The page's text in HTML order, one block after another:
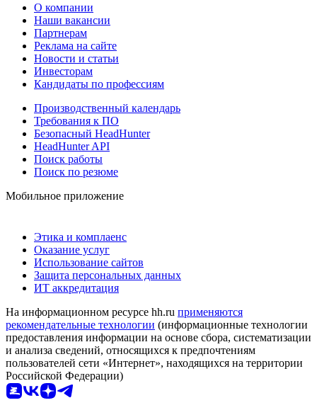
О компании
Наши вакансии
Партнерам
Реклама на сайте
Новости и статьи
Инвесторам
Кандидаты по профессиям
Производственный календарь
Требования к ПО
Безопасный HeadHunter
HeadHunter API
Поиск работы
Поиск по резюме
Мобильное приложение
Этика и комплаенс
Оказание услуг
Использование сайтов
Защита персональных данных
ИТ аккредитация
На информационном ресурсе hh.ru применяются
рекомендательные технологии (информационные технологии
предоставления информации на основе сбора, систематизации
и анализа сведений, относящихся к предпочтениям
пользователей сети «Интернет», находящихся на территории
Российской Федерации)